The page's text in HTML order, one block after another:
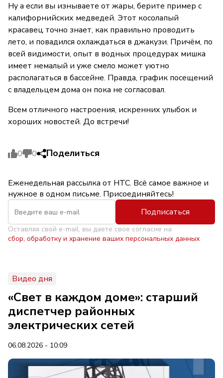
Ну а если вы изнываете от жары, берите пример с
калифорнийских медведей. Этот косолапый
красавец точно знает, как правильно проводить
лето, и повадился охлаждаться в джакузи. Причём, по
всей видимости, опыт в водных процедурах мишка
имеет немалый и уже смело может уютно
располагаться в бассейне. Правда, график посещений
с владельцем дома он пока не согласовал.
Всем отличного настроения, искренних улыбок и
хороших новостей. До встречи!
0 0 Поделиться
Еженедельная рассылка от НТС. Всё самое важное и
нужное в одном письме. Присоединяйтесь!
Подписаться
Оставляя свой e-mail, вы даете свое согласие на
сбор, обработку и хранение ваших персональных данных
Видео дня
«Свет в каждом доме»: старший
диспетчер районных
электрических сетей
06.08.2026 - 10:09